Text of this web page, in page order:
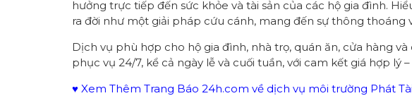
hưởng trực tiếp đến sức khỏe và tài sản của các hộ gia đình.
ra đời như một giải pháp cứu cánh, mang đến sự thông
Dịch vụ phù hợp cho hộ gia đình, nhà trọ, quán ăn, cửa hàng
phục vụ 24/7, kể cả ngày lễ và cuối tuần, với cam kết giá hợp lý
♥ Xem Thêm Trang Báo 24h.com về dịch vụ môi trường Phát